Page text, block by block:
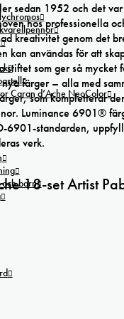
Caran d’Ache NeoColor
och barn
sedan 1952 och det
hos professionella
kreativitet genom det
kan användas för att
som ger så
färger – alla med
som kompletterar
Luminance 6901®
standarden,
verk.
18-set Artist